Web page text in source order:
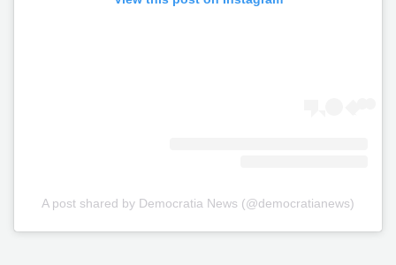
A post shared by Democratia News (@democratianews)